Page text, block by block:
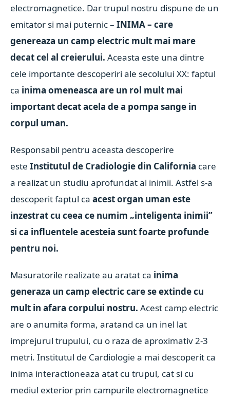
electromagnetice. Dar trupul nostru dispune de un
emitator si mai puternic – INIMA – care
genereaza un camp electric mult mai mare
decat cel al creierului. Aceasta este una dintre
cele importante descoperiri ale secolului XX: faptul
ca inima omeneasca are un rol mult mai
important decat acela de a pompa sange in
corpul uman.
Responsabil pentru aceasta descoperire
esteInstitutul de Cradiologie din California care
a realizat un studiu aprofundat al inimii. Astfel s-a
descoperit faptul caacest organ uman este
inzestrat cu ceea ce numim „inteligenta inimii”
si ca influentele acesteia sunt foarte profunde
pentru noi.
Masuratorile realizate au aratat ca inima
generaza un camp electric care se extinde cu
mult in afara corpului nostru. Acest camp electric
are o anumita forma, aratand ca un inel lat
imprejurul trupului, cu o raza de aproximativ 2-3
metri. Institutul de Cardiologie a mai descoperit ca
inima interactioneaza atat cu trupul, cat si cu
mediul exterior prin campurile electromagnetice